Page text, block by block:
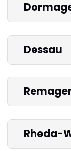
Dessau
Rheda-